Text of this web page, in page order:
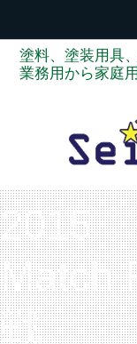
塗料、塗装用具
業務用から家庭
2015
戦